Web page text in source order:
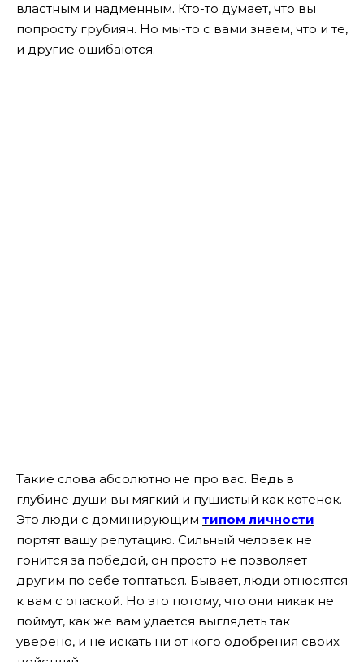
властным и надменным. Кто-то думает, что вы
попросту грубиян. Но мы-то с вами знаем, что и те,
и другие ошибаются.
Такие слова абсолютно не про вас. Ведь в
глубине души вы мягкий и пушистый как котенок.
Это люди с доминирующим типом личности
портят вашу репутацию. Сильный человек не
гонится за победой, он просто не позволяет
другим по себе топтаться. Бывает, люди относятся
к вам с опаской. Но это потому, что они никак не
поймут, как же вам удается выглядеть так
уверено, и не искать ни от кого одобрения своих